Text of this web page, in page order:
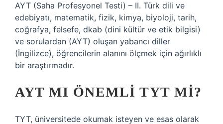
AYT (Saha Profesyonel Testi) – II. Türk dili ve
edebiyatı, matematik, fizik, kimya, biyoloji, tarih,
coğrafya, felsefe, dkab (dini kültür ve etik bilgisi)
ve sorulardan (AYT) oluşan yabancı diller
(İngilizce), öğrencilerin alanını ölçmek için ağırlıklı
bir araştırmadır.
AYT MI ÖNEMLI TYT MI?
TYT, üniversitede okumak isteyen ve esas olarak